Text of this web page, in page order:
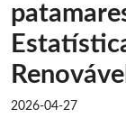
2026-04-27